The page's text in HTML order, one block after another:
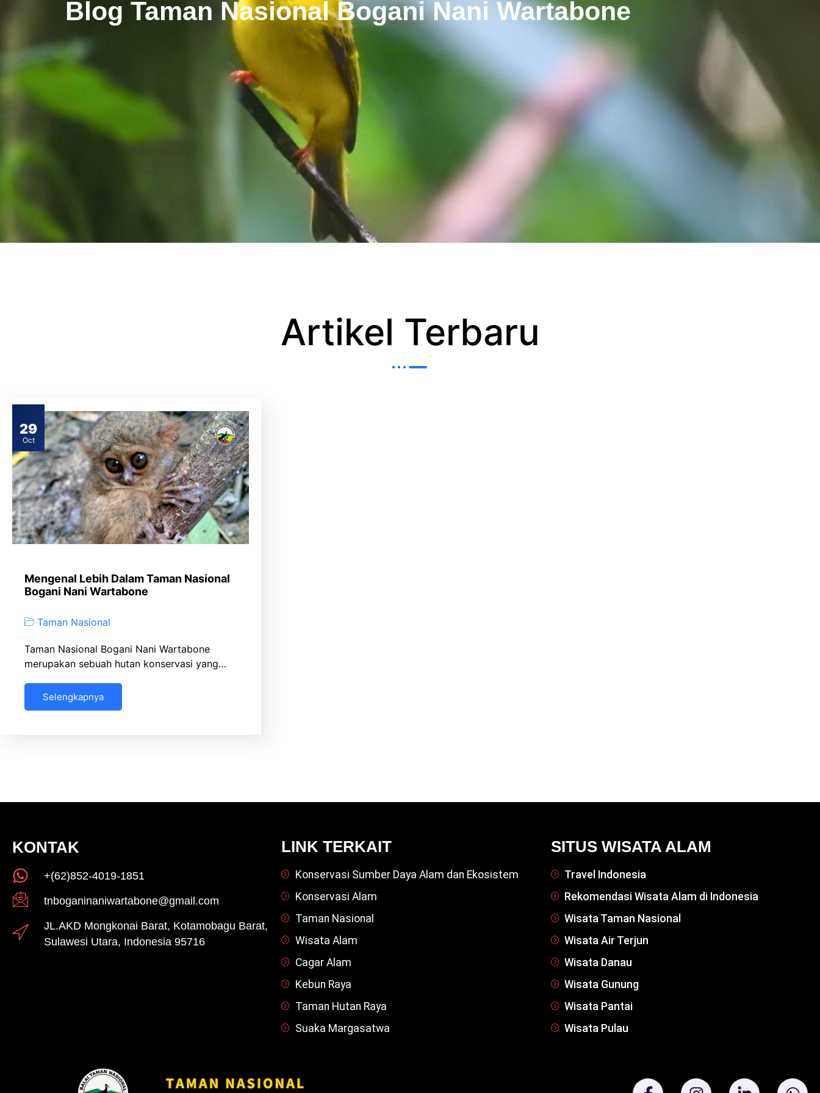
Blog Taman Nasional Bogani Nani Wartabone
Artikel Terbaru
29
Oct
Mengenal Lebih Dalam Taman Nasional
Bogani Nani Wartabone
Taman Nasional
Taman Nasional Bogani Nani Wartabone
merupakan sebuah hutan konservasi yang…
Selengkapnya
KONTAK
+(62)852-4019-1851
tnboganinaniwartabone@gmail.com
JL.AKD Mongkonai Barat, Kotamobagu Barat,
Sulawesi Utara, Indonesia 95716
LINK TERKAIT
Konservasi Sumber Daya Alam dan Ekosistem
Konservasi Alam
Taman Nasional
Wisata Alam
Cagar Alam
Kebun Raya
Taman Hutan Raya
Suaka Margasatwa
SITUS WISATA ALAM
Travel Indonesia
Rekomendasi Wisata Alam di Indonesia
Wisata Taman Nasional
Wisata Air Terjun
Wisata Danau
Wisata Gunung
Wisata Pantai
Wisata Pulau